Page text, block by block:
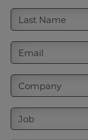
Last Name
Email
Company
Job